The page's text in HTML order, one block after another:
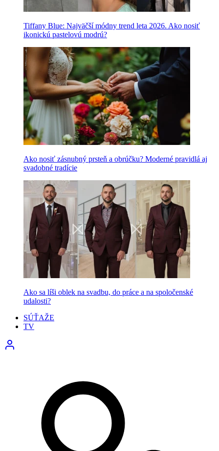
Tiffany Blue: Najväčší módny trend leta 2026. Ako nosiť
ikonickú pastelovú modrú?
Ako nosiť zásnubný prsteň a obrúčku? Moderné pravidlá aj
svadobné tradície
Ako sa líši oblek na svadbu, do práce a na spoločenské
udalosti?
SÚŤAŽE
TV